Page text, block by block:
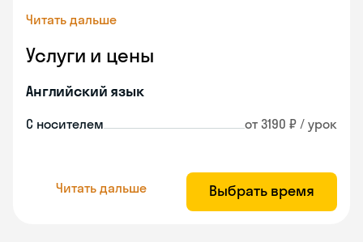
Читать дальше
Услуги и цены
Английский язык
С носителем от 3190 ₽ / урок
Читать дальше Выбрать время